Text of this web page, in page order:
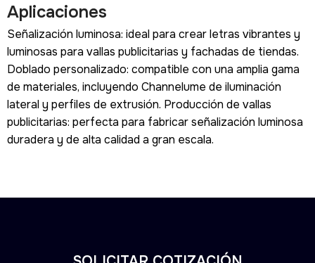
Aplicaciones
Señalización luminosa: ideal para crear letras vibrantes y
luminosas para vallas publicitarias y fachadas de tiendas.
Doblado personalizado: compatible con una amplia gama
de materiales, incluyendo Channelume de iluminación
lateral y perfiles de extrusión. Producción de vallas
publicitarias: perfecta para fabricar señalización luminosa
duradera y de alta calidad a gran escala.